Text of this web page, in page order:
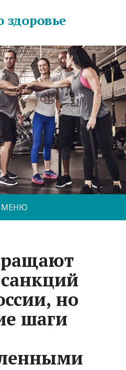
здоровье
МЕНЮ
но
шаги